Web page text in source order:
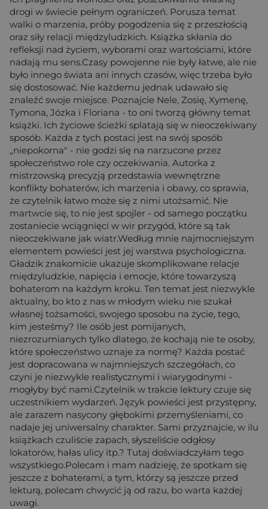
drogi w świecie pełnym ograniczeń. Porusza temat
walki o marzenia, próby pogodzenia się z przeszłością
oraz siły relacji międzyludzkich. Książka skłania do
refleksji nad życiem, wyborami oraz wartościami, które
nadają mu sens.Czasy powojenne nie były łatwe, ale nie
było innego świata ani innych czasów, więc trzeba było
się dostosować. Nie każdemu jednak udawało się
znaleźć swoje miejsce. Poznajcie Nele, Zosię, Xymenę,
Tymona, Józka i Floriana - to oni tworzą główny temat
książki. Ich życiowe ścieżki splatają się w nieoczekiwany
sposób. Każda z tych postaci jest na swój sposób
„niepokorna" - nie godzi się na narzucone przez
społeczeństwo role czy oczekiwania. Autorka z
mistrzowską precyzją przedstawia wewnętrzne
konflikty bohaterów, ich marzenia i obawy, co sprawia,
że czytelnik łatwo może się z nimi utożsamić. Nie
martwcie się, to nie jest spojler - od samego początku
zostaniecie wciągnięci w wir przygód, które są tak
nieoczekiwane jak wiatr.Według mnie najmocniejszym
elementem powieści jest jej warstwa psychologiczna.
Gładzik znakomicie ukazuje skomplikowane relacje
międzyludzkie, napięcia i emocje, które towarzyszą
bohaterom na każdym kroku. Ten temat jest niezwykle
aktualny, bo kto z nas w młodym wieku nie szukał
własnej tożsamości, swojego sposobu na życie, tego,
kim jesteśmy? Ile osób jest pomijanych,
niezrozumianych tylko dlatego, że kochają nie te osoby,
które społeczeństwo uznaje za normę? Każda postać
jest dopracowana w najmniejszych szczegółach, co
czyni je niezwykle realistycznymi i wiarygodnymi -
mogłyby być nami.Czytelnik w trakcie lektury czuje się
uczestnikiem wydarzeń. Język powieści jest przystępny,
ale zarazem nasycony głębokimi przemyśleniami, co
nadaje jej uniwersalny charakter. Sami przyznajcie, w ilu
książkach czuliście zapach, słyszeliście odgłosy
lokatorów, hałas ulicy itp.? Tutaj doświadczyłam tego
wszystkiego.Polecam i mam nadzieję, że spotkam się
jeszcze z bohaterami, a tym, którzy są jeszcze przed
lekturą, polecam chwycić ją od razu, bo warta każdej
uwagi.